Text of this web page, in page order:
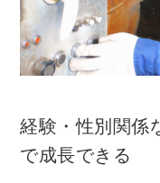
経験・性別関係
で成長できる